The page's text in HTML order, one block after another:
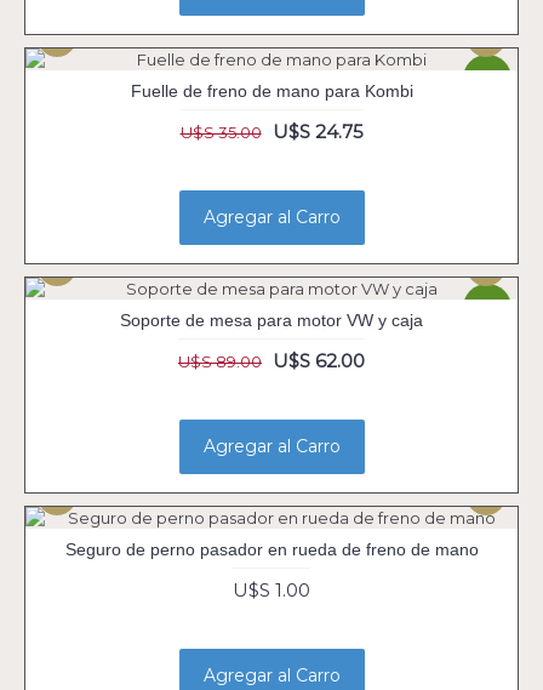
Fuelle de freno de mano para Kombi
U$S 35.00 U$S 24.75
Agregar al Carro
Soporte de mesa para motor VW y caja
U$S 89.00 U$S 62.00
Agregar al Carro
Seguro de perno pasador en rueda de freno de mano
U$S 1.00
Agregar al Carro